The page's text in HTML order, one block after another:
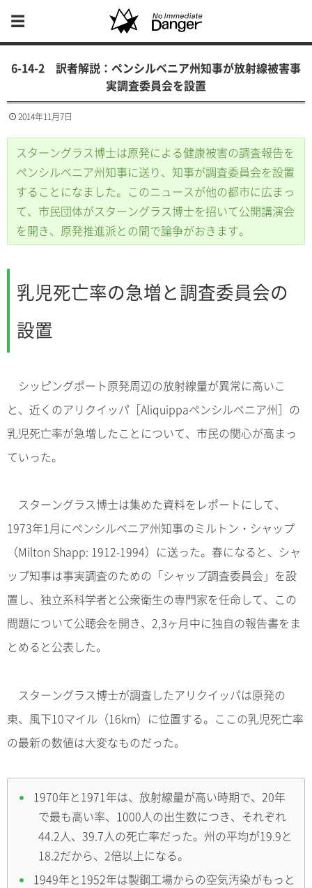
6-14-2 訳者解説：ペンシルベニア州知事が放射線被害事
実調査委員会を設置
2014年11月7日
スターングラス博士は原発による健康被害の調査報告を
ペンシルベニア州知事に送り、知事が調査委員会を設置
することになました。このニュースが他の都市に広まっ
て、市民団体がスターングラス博士を招いて公開講演会
を開き、原発推進派との間で論争がおきます。
乳児死亡率の急増と調査委員会の
設置
シッピングポート原発周辺の放射線量が異常に高いこ
と、近くのアリクイッパ［Aliquippaペンシルベニア州］の
乳児死亡率が急増したことについて、市民の関心が高まっ
ていった。
スターングラス博士は集めた資料をレポートにして、
1973年1月にペンシルベニア州知事のミルトン・シャップ
（Milton Shapp: 1912-1994）に送った。春になると、シャ
ップ知事は事実調査のための「シャップ調査委員会」を設
置し、独立系科学者と公衆衛生の専門家を任命して、この
問題について公聴会を開き、2,3ヶ月中に独自の報告書をま
とめると公表した。
スターングラス博士が調査したアリクイッパは原発の
東、風下10マイル（16km）に位置する。ここの乳児死亡率
の最新の数値は大変なものだった。
1970年と1971年は、放射線量が高い時期で、20年
で最も高い率、1000人の出生数につき、それぞれ
44.2人、39.7人の死亡率だった。州の平均が19.9と
18.2だから、2倍以上になる。
1949年と1952年は製鋼工場からの空気汚染がもっと